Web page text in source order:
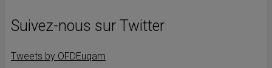
Suivez-nous sur Twitter
Tweets by OFDEuqam